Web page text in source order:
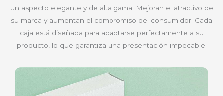
un aspecto elegante y de alta gama. Mejoran el atractivo de
su marca y aumentan el compromiso del consumidor. Cada
caja está diseñada para adaptarse perfectamente a su
producto, lo que garantiza una presentación impecable.